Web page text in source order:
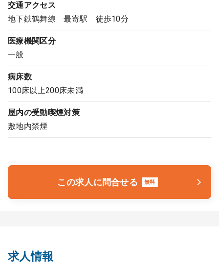
クリニック開業
お問合せ
採用をお考えの医療機関の方
交通アクセス
地下鉄鶴舞線 最寄駅 徒歩10分
医療機関区分
一般
病床数
100床以上200床未満
屋内の受動喫煙対策
敷地内禁煙
この求人に問合せる 無料
求人情報